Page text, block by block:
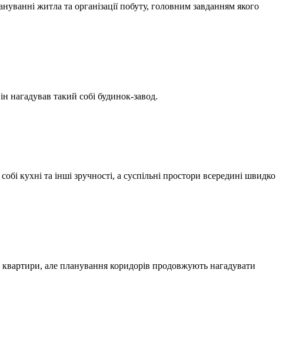
житла та організації побуту, головним завданням якого
такий собі будинок-завод.
кухні та інші зручності, а суспільні простори всередині швидко
але планування коридорів продовжують нагадувати